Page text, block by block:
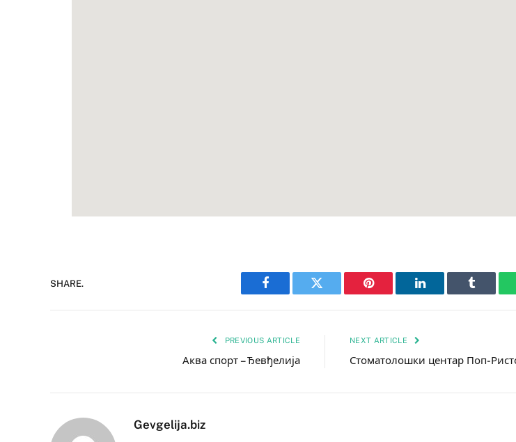
SHARE.
Facebook Twitter Pinterest LinkedIn Tumblr
PREVIOUS ARTICLE
Аква спорт – Ђевђелија
NEXT ARTICLE
Стоматолошки центар Поп-
Gevgelija.biz